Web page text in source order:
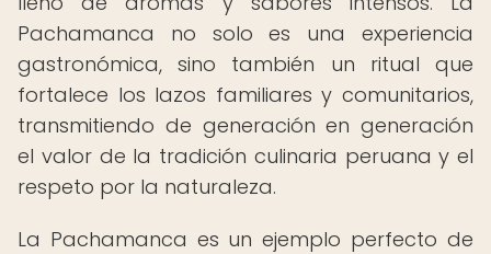
Pachamanca no solo es una experiencia
gastronómica, sino también un ritual que
fortalece los lazos familiares y comunitarios,
transmitiendo de generación en generación
el valor de la tradición culinaria peruana y el
respeto por la naturaleza.
La Pachamanca es un ejemplo perfecto de